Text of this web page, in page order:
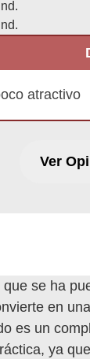
atractivo
Ver
se ha
en
es un
ya